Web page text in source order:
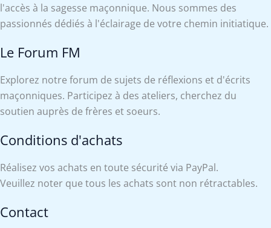
l'accès à la sagesse maçonnique. Nous sommes des
passionnés dédiés à l'éclairage de votre chemin initiatique.
Le Forum FM
Explorez notre forum de sujets de réflexions et d'écrits
maçonniques. Participez à des ateliers, cherchez du
soutien auprès de frères et soeurs.
Conditions d'achats
Réalisez vos achats en toute sécurité via PayPal.
Veuillez noter que tous les achats sont non rétractables.
Contact